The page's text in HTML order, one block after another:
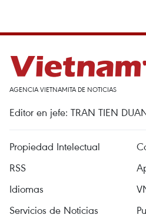
AGENCIA VIETNAMITA DE NOTICIAS
Editor en jefe: TRAN TIEN
Propiedad Intelectual
RSS
Idiomas
Servicios de Noticias